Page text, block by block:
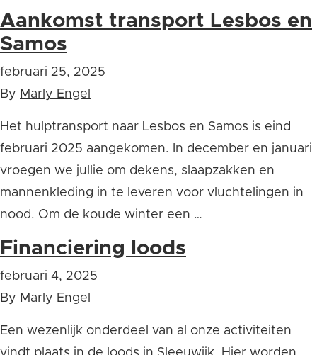
Aankomst transport Lesbos en
Samos
februari 25, 2025
By Marly Engel
Het hulptransport naar Lesbos en Samos is eind
februari 2025 aangekomen. In december en januari
vroegen we jullie om dekens, slaapzakken en
mannenkleding in te leveren voor vluchtelingen in
nood. Om de koude winter een …
Financiering loods
februari 4, 2025
By Marly Engel
Een wezenlijk onderdeel van al onze activiteiten